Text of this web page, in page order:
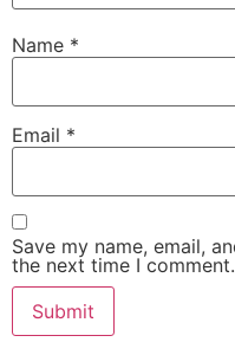
Name *
Email *
Save my name, email,
the next time I comment.